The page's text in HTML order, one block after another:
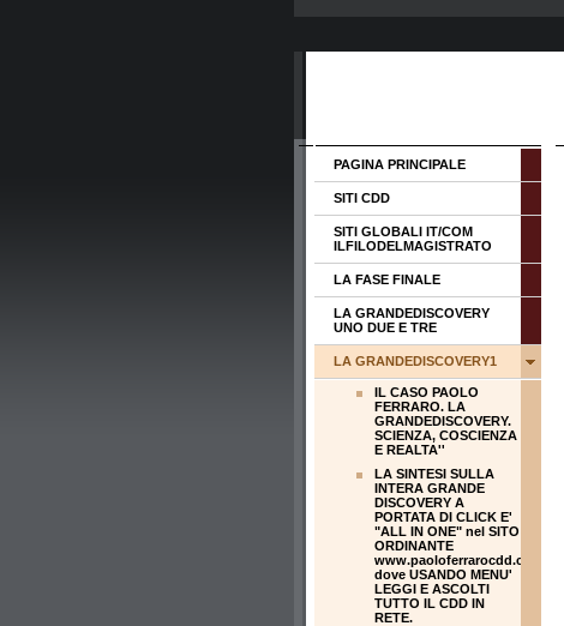
PAGINA PRINCIPALE
SITI CDD
SITI GLOBALI IT/COM
ILFILODELMAGISTRATO
LA FASE FINALE
LA GRANDEDISCOVERY
UNO DUE E TRE
LA GRANDEDISCOVERY1
IL CASO PAOLO
FERRARO. LA
GRANDEDISCOVERY.
SCIENZA, COSCIENZA
E REALTA''
LA SINTESI SULLA
INTERA GRANDE
DISCOVERY A
PORTATA DI CLICK E'
"ALL IN ONE" nel SITO
ORDINANTE
www.paoloferrarocdd.com
dove USANDO MENU'
LEGGI E ASCOLTI
TUTTO IL CDD IN
RETE.